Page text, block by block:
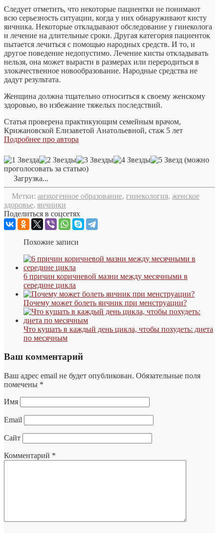
Следует отметить, что некоторые пациентки не понимают
всю серьезность ситуации, когда у них обнаруживают кисту
яичника. Некоторые откладывают обследование у гинеколога
и лечение на длительные сроки. Другая категория пациенток
пытается лечиться с помощью народных средств. И то, и
другое поведение недопустимо. Лечение кисты откладывать
нельзя, она может вырасти в размерах или переродиться в
злокачественное новообразование. Народные средства не
дадут результата.
Женщина должна тщательно относиться к своему женскому
здоровью, во избежание тяжелых последствий.
Статья проверена практикующим семейным врачом,
Крижановской Елизаветой Анатольевной, стаж 5 лет
Подробнее про автора
(можно
проголосовать за статью)
Загрузка...
Метки: анэхогенное образование, гинекология, женское
здоровье, яичники
Поделиться в соцсетях
Похожие записи
6 причин коричневой мазни между месячными в
середине цикла
Почему может болеть яичник при менструации?
Что кушать в каждый день цикла, чтобы похудеть: диета
по месячным
Ваш комментарий
Ваш адрес email не будет опубликован. Обязательные поля
помечены *
Имя
Email
Сайт
Комментарий *